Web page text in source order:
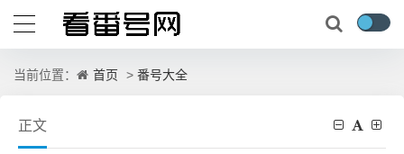
当前位置： 首页 > 番号大全
正文